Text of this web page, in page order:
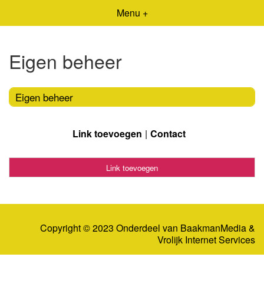
Menu +
Eigen beheer
Eigen beheer
Link toevoegen Contact
Link toevoegen
Copyright © 2023 Onderdeel van BaakmanMedia&
Vrolijk Internet Services